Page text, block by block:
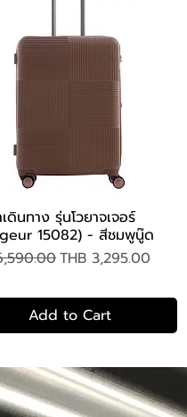
Quick View
เดินทาง รุ่นโวยาจเจอร์
15082) - สีชมพูนู๊ด
Price Sale Price
THB 3,295.00
Add to Cart